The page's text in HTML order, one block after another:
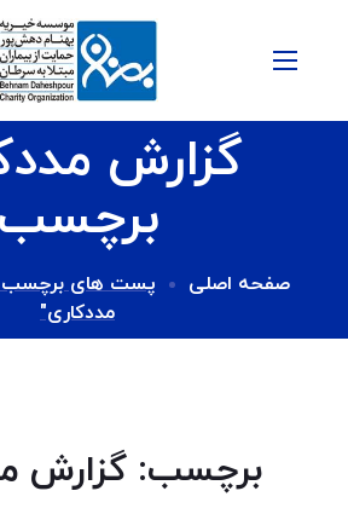
گزارش
برچسب
صفحه اصلی
پست های برچسب
مددکاری"
برچسب: گزارش